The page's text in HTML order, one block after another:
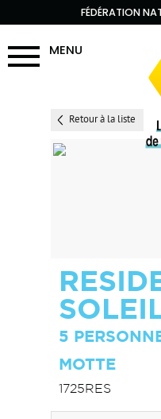
FÉDÉRATION
MENU
Retour à la liste
5
MOTTE
1725RES